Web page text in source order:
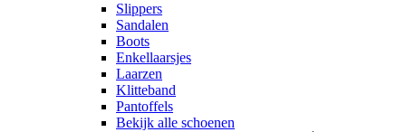
Slippers
Sandalen
Boots
Enkellaarsjes
Laarzen
Klitteband
Pantoffels
Bekijk alle schoenen